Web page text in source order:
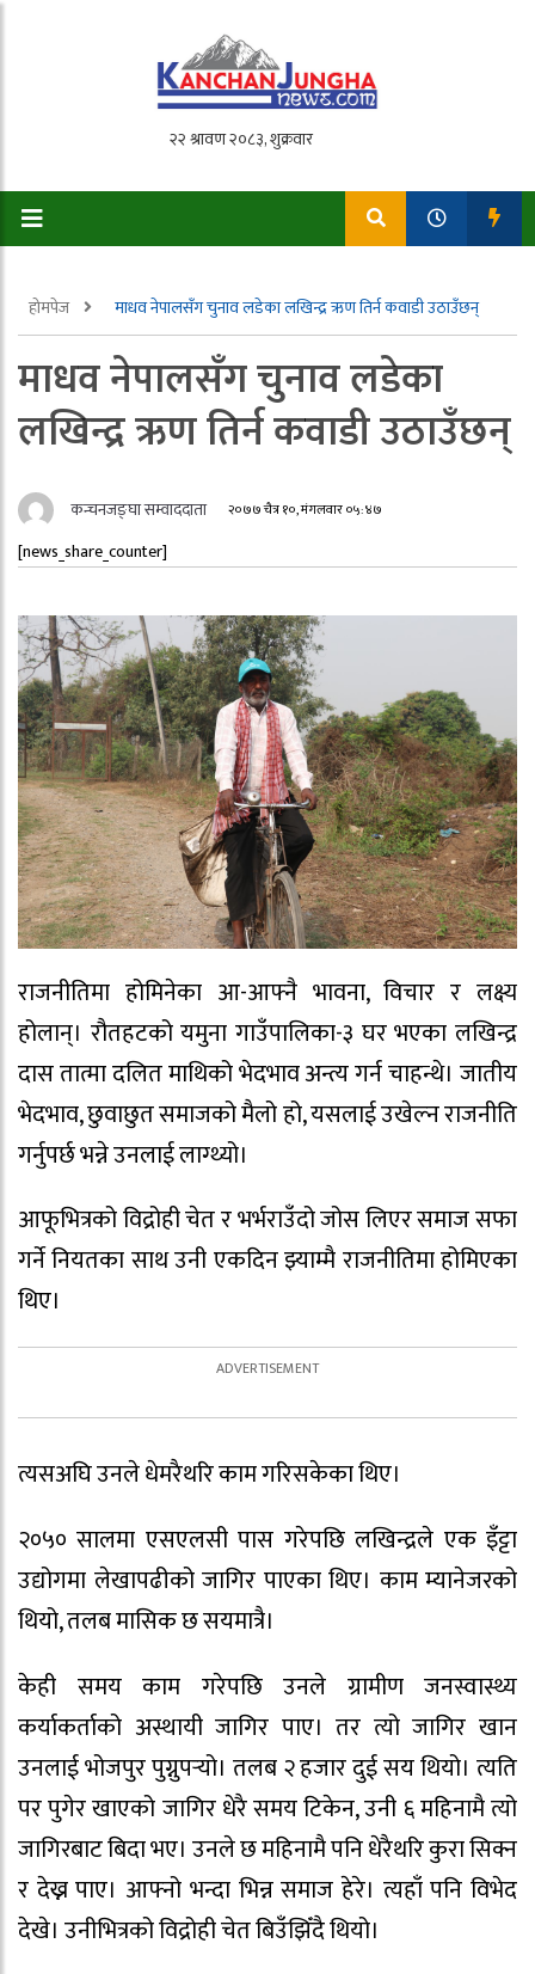
होमपेज माधव नेपालसँग चुनाव लडेका लखिन्द्र ऋण तिर्न कवाडी उठाउँछन्
माधव नेपालसँग चुनाव लडेका
लखिन्द्र ऋण तिर्न कवाडी उठाउँछन्
कन्चनजङ्घा सम्वाददाता २०७७ चैत्र १०, मंगलवार ०५:४७
[news_share_counter]
राजनीतिमा होमिनेका आ-आफ्नै भावना, विचार र लक्ष्य
होलान्। रौतहटको यमुना गाउँपालिका-३ घर भएका लखिन्द्र
दास तात्मा दलित माथिको भेदभाव अन्त्य गर्न चाहन्थे। जातीय
भेदभाव, छुवाछुत समाजको मैलो हो, यसलाई उखेल्न राजनीति
गर्नुपर्छ भन्ने उनलाई लाग्थ्यो।
आफूभित्रको विद्रोही चेत र भर्भराउँदो जोस लिएर समाज सफा
गर्ने नियतका साथ उनी एकदिन झ्याम्मै राजनीतिमा होमिएका
थिए।
त्यसअघि उनले धेमरैथरि काम गरिसकेका थिए।
२०५० सालमा एसएलसी पास गरेपछि लखिन्द्रले एक इँट्टा
उद्योगमा लेखापढीको जागिर पाएका थिए। काम म्यानेजरको
थियो, तलब मासिक छ सयमात्रै।
केही समय काम गरेपछि उनले ग्रामीण जनस्वास्थ्य
कर्याकर्ताको अस्थायी जागिर पाए। तर त्यो जागिर खान
उनलाई भोजपुर पुग्नुपर्‍यो। तलब २ हजार दुई सय थियो। त्यति
पर पुगेर खाएको जागिर धेरै समय टिकेन, उनी ६ महिनामै त्यो
जागिरबाट बिदा भए। उनले छ महिनामै पनि धेरैथरि कुरा सिक्न
र देख्न पाए। आफ्नो भन्दा भिन्न समाज हेरे। त्यहाँ पनि विभेद
देखे। उनीभित्रको विद्रोही चेत बिउँझिँदै थियो।